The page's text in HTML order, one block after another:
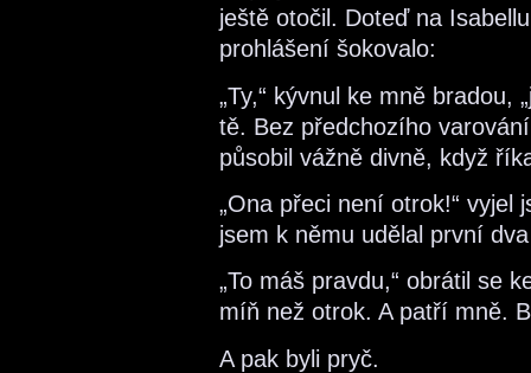
ještě otočil. Doteď na
prohlášení šokovalo:
„Ty,“ kývnul ke mně bradou,
tě. Bez předchozího
působil vážně divně, když
„Ona přeci není otrok!“ vyjel
jsem k němu udělal první
„To máš pravdu,“ obrátil se
míň než otrok. A patří mně.
A pak byli pryč.